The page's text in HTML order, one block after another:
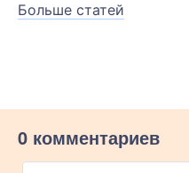
Больше статей
0 комментариев